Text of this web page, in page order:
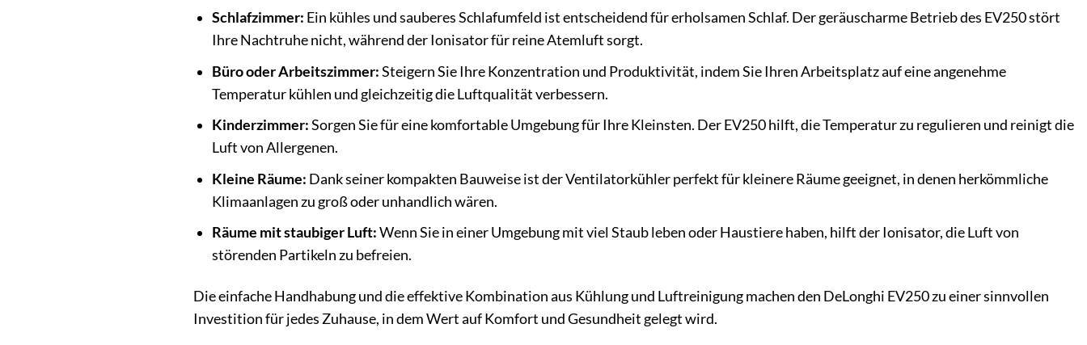
Schlafzimmer: Ein kühles und sauberes Schlafumfeld ist entscheidend für erholsamen Schlaf. Der geräuscharme Betrieb des EV250 stört
Ihre Nachtruhe nicht, während der Ionisator für reine Atemluft sorgt.
Büro oder Arbeitszimmer:Steigern Sie Ihre Konzentration und Produktivität, indem Sie Ihren Arbeitsplatz auf eine angenehme
Temperatur kühlen und gleichzeitig die Luftqualität verbessern.
Kinderzimmer:Sorgen Sie für eine komfortable Umgebung für Ihre Kleinsten. Der EV250 hilft, die Temperatur zu regulieren und reinigt die
Luft von Allergenen.
Kleine Räume: Dank seiner kompakten Bauweise ist der Ventilatorkühler perfekt für kleinere Räume geeignet, in denen herkömmliche
Klimaanlagen zu groß oder unhandlich wären.
Räume mit staubiger Luft:Wenn Sie in einer Umgebung mit viel Staub leben oder Haustiere haben, hilft der Ionisator, die Luft von
störenden Partikeln zu befreien.
Die einfache Handhabung und die effektive Kombination aus Kühlung und Luftreinigung machen den DeLonghi EV250 zu einer sinnvollen
Investition für jedes Zuhause, in dem Wert auf Komfort und Gesundheit gelegt wird.